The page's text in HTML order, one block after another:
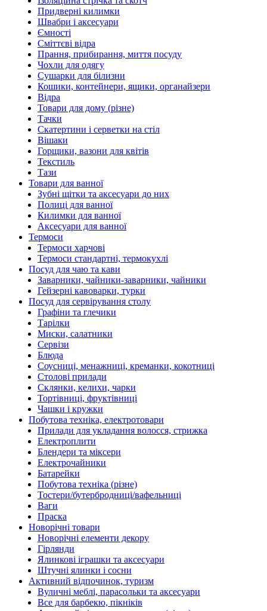
Придверні килимки
Швабри і аксесуари
Ємності
Сміттєві відра
Прання, прибирання, миття посуду
Чохли для одягу
Сушарки для білизни
Кошики, контейнери, ящики, органайзери
Відра
Товари для дому (різне)
Тачки
Скатертини і серветки на стіл
Вішаки
Горщики, вазони для квітів
Текстиль
Тази
Товари для ванної
Зубні щітки та аксесуари до них
Полиці для ванної
Килимки для ванної
Аксесуари для ванної
Термоси
Термоси харчові
Термоси стандартні, термокухлі
Посуд для чаю та кави
Заварники, чайники-заварники, чайники
Гейзерні кавоварки, турки
Посуд для сервірування столу
Графіни та глечики
Тарілки
Миски, салатники
Сервізи
Блюда
Соусниці, менажниці, креманки, кокотниці
Столові прилади
Склянки, келихи, чарки
Тортівниці, фруктівниці
Чашки і кружки
Побутова техніка, електротовари
Прилади для укладання волосся, стрижка
Електроплити
Блендери та міксери
Електрочайники
Батарейки
Побутова техніка (різне)
Тостери/бутербродниці/вафельниці
Ваги
Праска
Новорічні товари
Новорічні елементи декору
Гірлянди
Ялинкові іграшки та аксесуари
Штучні ялинки і сосни
Активний відпочинок, туризм
Вуличні меблі, парасольки та аксесуари
Все для барбекю, пікніків